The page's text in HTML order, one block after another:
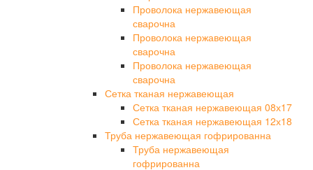
Проволока нержавеющая
сварочна
Проволока нержавеющая
сварочна
Проволока нержавеющая
сварочна
Сетка тканая нержавеющая
Сетка тканая нержавеющая 08х17
Сетка тканая нержавеющая 12х18
Труба нержавеющая гофрированна
Труба нержавеющая
гофрированна